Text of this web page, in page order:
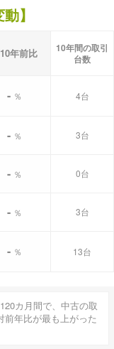
】
年前比
10年間の取引
台数
- ％ 4台
- ％ 3台
- ％ 0台
- ％ 3台
- ％ 13台
カ月間で、中古の取
前年比が最も上がった